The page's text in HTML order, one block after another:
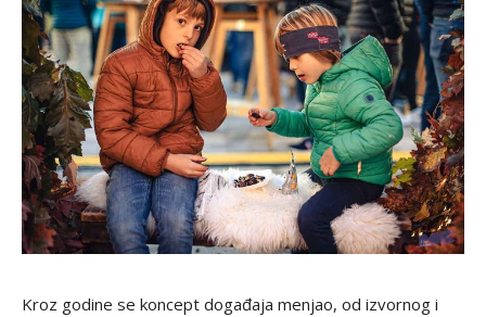
Kroz godine se koncept događaja menjao, od izvornog i